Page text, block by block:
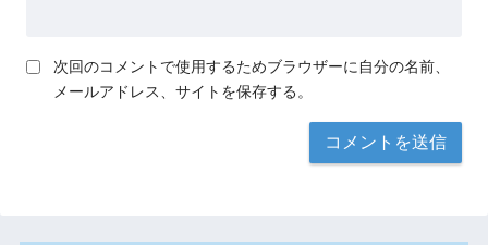
次回のコメントで使用するためブラウザーに自分の名前、
メールアドレス、サイトを保存する。